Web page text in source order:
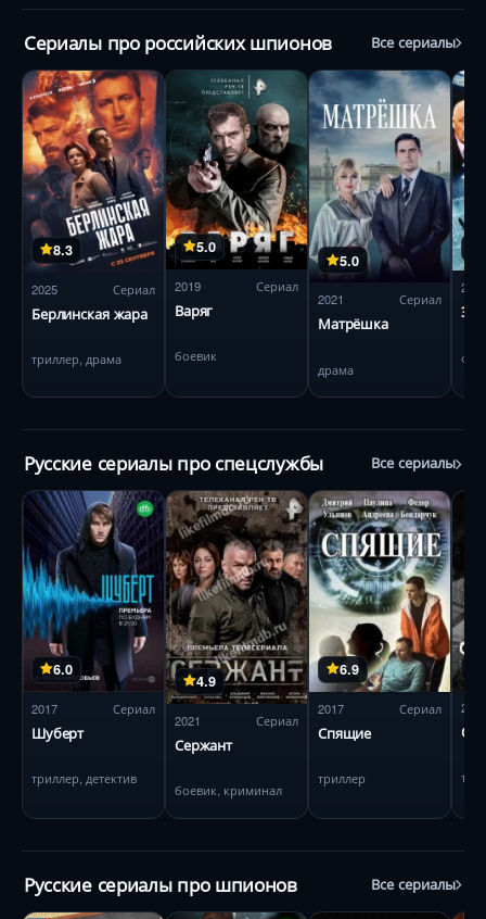
Сериалы про российских шпионов Все сериалы
8.3
2025 Сериал
Берлинская жара
триллер, драма
5.0
2019 Сериал
Варяг
боевик
5.0
2021 Сериал
Матрёшка
драма
2010
Русские сериалы про спецслужбы Все сериалы
6.0
2017 Сериал
Шуберт
триллер, детектив
4.9
2021 Сериал
Сержант
боевик, криминал
6.9
2017 Сериал
Спящие
триллер
2023
Русские сериалы про шпионов Все сериалы